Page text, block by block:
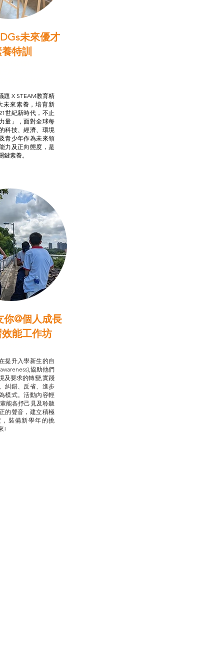
未來優才
特訓
題 X STEAM教育精
未來素養，培育新
世紀新時代，不止
量」，面對全球每
科技、經濟、環境
青少年作為未來領
力及正向態度，是
鍵素養。
你@個人成長
能工作坊
提升入學新生的自
協助他們
及要求的轉變,實踐
糾錯、反省、進步
模式。活動內容輕
能各抒己見及聆聽
的聲音，建立積極
裝備新學年的挑
!